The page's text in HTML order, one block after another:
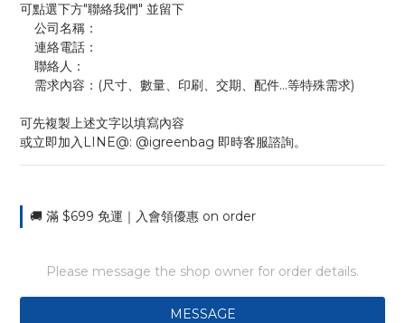
可點選下方"聯絡我們" 並留下
    公司名稱：
    連絡電話：
    聯絡人：
    需求內容：(尺寸、數量、印刷、交期、配件...等特殊需求)
可先複製上述文字以填寫內容
或立即加入LINE@: @igreenbag 即時客服諮詢。
🚚 滿 $699 免運｜入會領優惠 on order
Please message the shop owner for order details.
MESSAGE